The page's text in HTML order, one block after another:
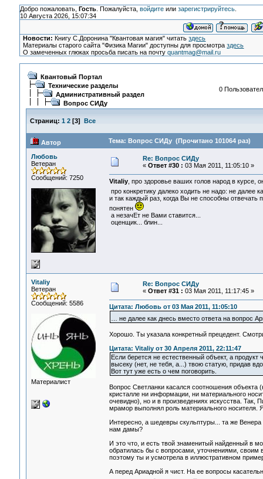
Добро пожаловать, Гость. Пожалуйста, войдитеили зарегистрируйтесь.
10 Августа 2026, 15:07:34
Новости: Книгу С.Доронина "Квантовая магия" читатьздесь
Материалы старого сайта "Физика Магии" доступны для просмотраздесь
О замеченных глюках просьба писать на почтуquantmag@mail.ru
Квантовый Портал
Технические разделы
Административный раздел
Вопрос СИДу
0
Страниц: 1 2[3] Все
Автор Тема: Вопрос СИДу (Прочитано 101064 раз)
Любовь
Ветеран
Сообщений: 7250
Re: Вопрос СИДу
« Ответ #30 : 03 Мая 2011, 11:05:10 »
Vitaliy, про здоровье ваших голов народ в курсе,
про конкретику далеко ходить не надо: не далее
и так каждый раз, когда Вы не способны
понятен
а незачЕт не Вами ставится...
оценщик... блин...
Vitaliy
Ветеран
Сообщений: 5586
Материалист
Re: Вопрос СИДу
« Ответ #31 : 03 Мая 2011, 11:17:45 »
Цитата: Любовь от 03 Мая 2011, 11:05:10
… не далее как днесь вместо ответа на вопрос
Хорошо. Ты указала конкретный прецедент.
Цитата: Vitaliy от 30 Апреля 2011, 22:11:47
Если берется не естественный объект, а
высеку (нет, не тебя, а...) твою статую, придав
Вот тут уже есть о чем поговорить.
Вопрос Светланки касался соотношения
кристалле ни информации, ни материального
очевидно), но и в произведениях искусства.
мрамор выполнял роль материального носителя.
Интересно, а шедевры скульптуры... та же
нам дамы?
И это что, и есть твой знаменитый найденный в
обратилась бы с вопросами, уточнениями, своим
поэтому ты и усмотрела в иллюстративном
А перед Ариадной я чист. На ее вопросы